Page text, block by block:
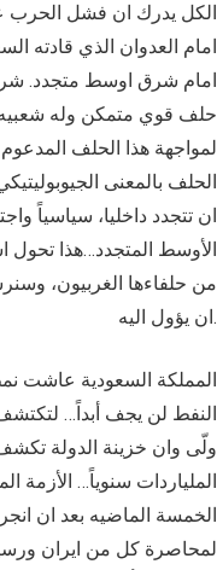
الكل يدرك ان فشل الحرب
امام العدوان الذي قادته
امام شرق اوسط متجدد. شرق
حلف قوي متمكن وله شعبيه
لمواجهة هذا الحلف
الحلف بالمعنى
ان تتجدد داخليا، سياسياً
الأوسط المتجدد…هذا تحول
من حلفاءها الغربيون،
ان يؤول اليه.
المملكة السعودية عاشت
النفط لن يجف أبداً…
ولّى وان خزينة الدولة
الملياردات سنوياً… الأزمة
الخمسة الماضيه بعد ان
لمحاصرة كل من ايران